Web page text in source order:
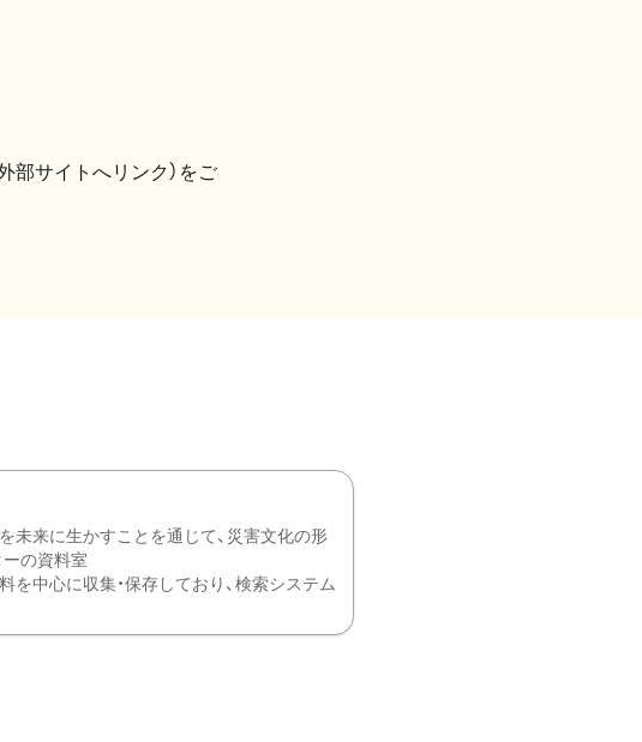
外部サイトへリンク）をご
未来に生かすことを通じて、災害文化の形
ーの資料室
中心に収集・保存しており、検索システム